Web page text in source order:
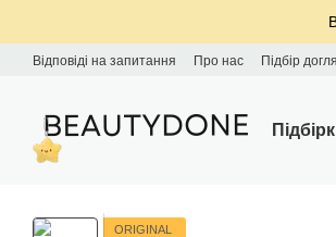
Відповіді на запитання Про нас Підбір
ORIGINAL